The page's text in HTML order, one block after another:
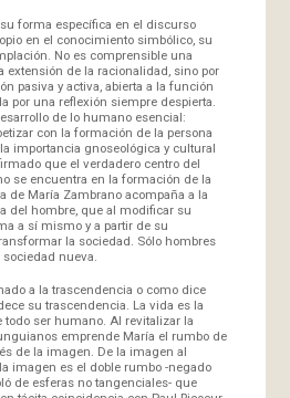
forma específica en el discurso
en el conocimiento simbólico, su
No es comprensible una
extensión de la racionalidad, sino por
pasiva y activa, abierta a la función
por una reflexión siempre despierta.
de lo humano esencial:
con la formación de la persona
importancia gnoseológica y cultural
que el verdadero centro del
se encuentra en la formación de la
de María Zambrano acompaña a la
del hombre, que al modificar su
a sí mismo y a partir de su
la sociedad. Sólo hombres
nueva.
a la trascendencia o como dice
su trascendencia. La vida es la
todo ser humano. Al revitalizar la
emprende María el rumbo de
de la imagen. De la imagen al
imagen es el doble rumbo -negado
de esferas no tangenciales- que